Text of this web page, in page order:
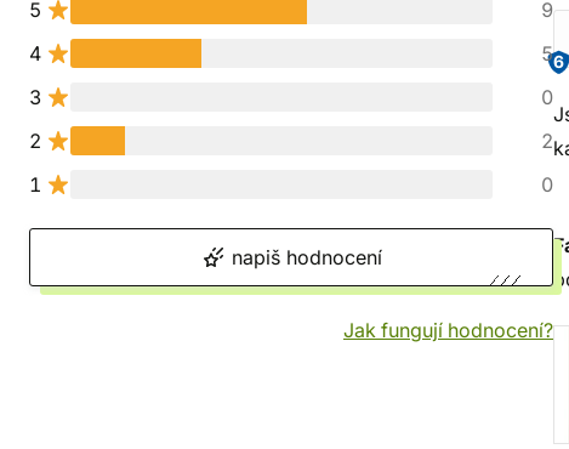
5
9
4
5
3
0
2
2
1
0
napiš hodnocení
Jak fungují hodnocení?
6